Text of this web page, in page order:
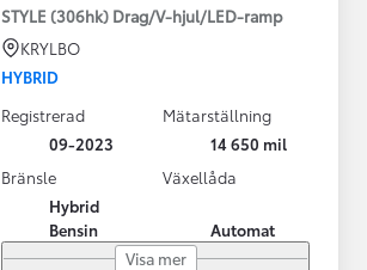
Vi har Sveriges mest nöjda
STYLE (306hk) Drag/V-hjul/LED-ramp
KRYLBO
HYBRID
Registrerad
09-2023
Mätarställning
14 650 mil
Bränsle
Hybrid
Bensin
Växellåda
Automat
Visa mer